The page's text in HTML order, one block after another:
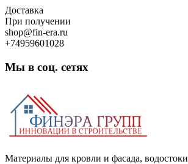
Skip
to
content
Доставка
При получении
shop@fin-era.ru
+74959601028
Мы в соц. сетях
Материалы для кровли и фасада, водостоки